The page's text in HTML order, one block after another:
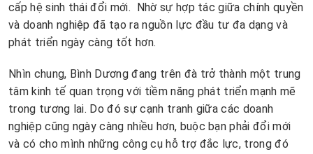
cấp hệ sinh thái đổi mới. Nhờ sự hợp tác giữa chính quyền
và doanh nghiệp đã tạo ra nguồn lực đầu tư đa dạng và
phát triển ngày càng tốt hơn.
Nhìn chung, Bình Dương đang trên đà trở thành một trung
tâm kinh tế quan trọng với tiềm năng phát triển mạnh mẽ
trong tương lai. Do đó sự cạnh tranh giữa các doanh
nghiệp cũng ngày càng nhiều hơn, buộc bạn phải đổi mới
và có cho mình những công cụ hỗ trợ đắc lực, trong đó